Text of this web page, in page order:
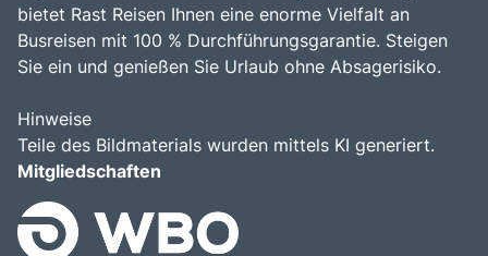
bietet Rast Reisen Ihnen eine enorme Vielfalt an
Busreisen mit 100 % Durchführungsgarantie. Steigen
Sie ein und genießen Sie Urlaub ohne Absagerisiko.
Hinweise
Teile des Bildmaterials wurden mittels KI generiert.
Mitgliedschaften